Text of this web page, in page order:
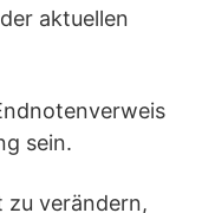
aktuellen
sein.
zu verändern,